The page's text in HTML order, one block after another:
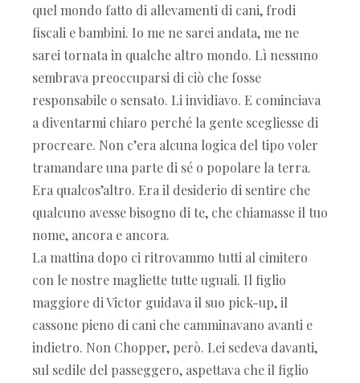
quel mondo fatto di allevamenti di cani, frodi
fiscali e bambini. Io me ne sarei andata, me ne
sarei tornata in qualche altro mondo. Lì nessuno
sembrava preoccuparsi di ciò che fosse
responsabile o sensato. Li invidiavo. E cominciava
a diventarmi chiaro perché la gente scegliesse di
procreare. Non c’era alcuna logica del tipo voler
tramandare una parte di sé o popolare la terra.
Era qualcos’altro. Era il desiderio di sentire che
qualcuno avesse bisogno di te, che chiamasse il tuo
nome, ancora e ancora.
La mattina dopo ci ritrovammo tutti al cimitero
con le nostre magliette tutte uguali. Il figlio
maggiore di Victor guidava il suo pick-up, il
cassone pieno di cani che camminavano avanti e
indietro. Non Chopper, però. Lei sedeva davanti,
sul sedile del passeggero, aspettava che il figlio